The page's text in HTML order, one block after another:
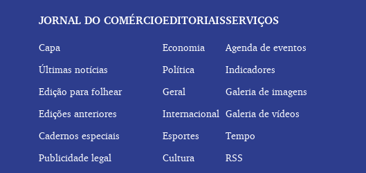
JORNAL DO COMÉRCIO
Capa
Últimas notícias
Edição para folhear
Edições anteriores
Cadernos especiais
Publicidade legal
EDITORIAIS
Economia
Política
Geral
Internacional
Esportes
Cultura
SERVIÇOS
Agenda de eventos
Indicadores
Galeria de imagens
Galeria de vídeos
Tempo
RSS